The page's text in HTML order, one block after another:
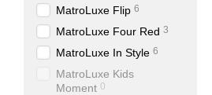
MatroLuxe Flip 6
MatroLuxe Four Red 3
MatroLuxe In Style 6
MatroLuxe Kids
Moment 0